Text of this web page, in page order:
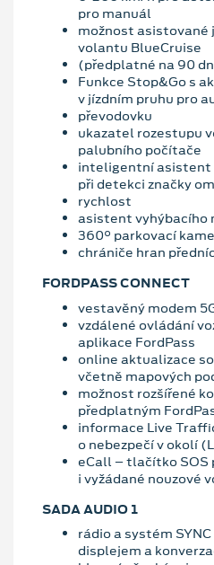
pro manuál
možnost asistované
volantu BlueCruise
(předplatné na 90
Funkce Stop&Go s
v jízdním pruhu pro
převodovku
ukazatel rozestupu
palubního počítače
inteligentní asistent
při detekci značky
rychlost
asistent vyhýbacího
360° parkovací
chrániče hran
FORDPASS CONNECT
vestavěný modem
vzdálené ovládání
aplikace FordPass
online aktualizace
včetně mapových
možnost rozšířené
předplatným
informace Live
o nebezpečí v okolí
eCall – tlačítko
i vyžádané nouzové
SADA AUDIO 1
rádio a systém
displejem a